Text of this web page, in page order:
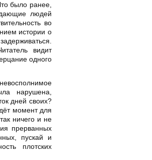
было ранее,
людей
во
истории о
видит
одного
нарушена,
дней своих?
момент для
ничего и не
прерванных
пускай и
плотских